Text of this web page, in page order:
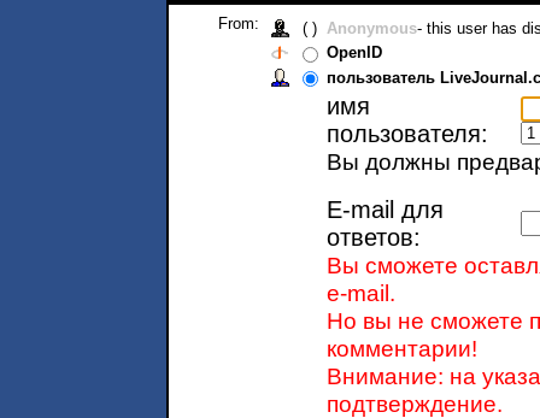
From:
( ) Anonymous- this user has
OpenID
пользователь
имя
пользователя:
Вы должны
E-mail для
ответов:
Вы сможете
e-mail.
Но вы не сможете
комментарии!
Внимание: на
подтверждение.